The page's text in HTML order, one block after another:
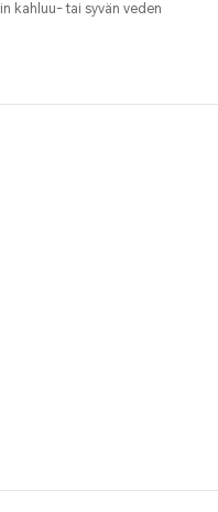
kahluu- tai syvän veden